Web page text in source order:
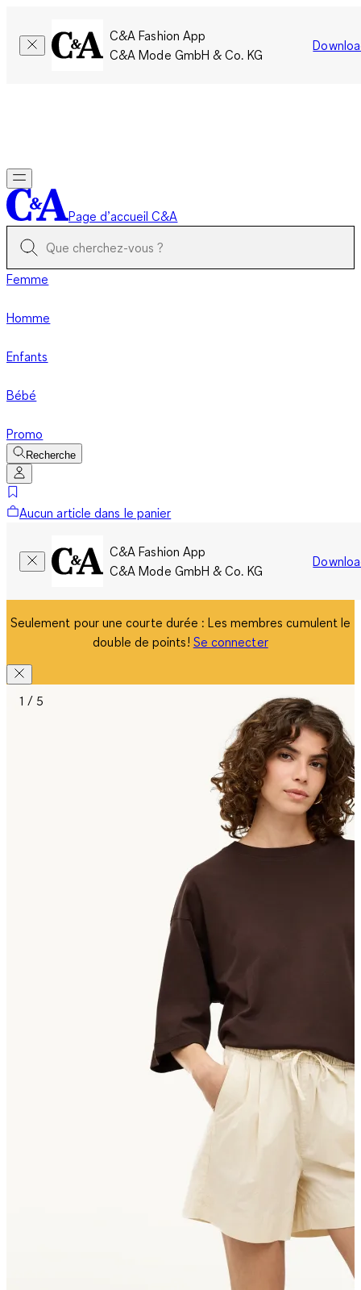
C&A Fashion App
C&A Mode GmbH & Co. KG
Page d’accueil C&A
Femme
Homme
Enfants
Bébé
Promo
Recherche
Aucun article dans le panier
C&A Fashion App
C&A Mode GmbH & Co. KG
Seulement pour une courte durée : Les membres cumulent le
double de points! Se connecter
1 / 5